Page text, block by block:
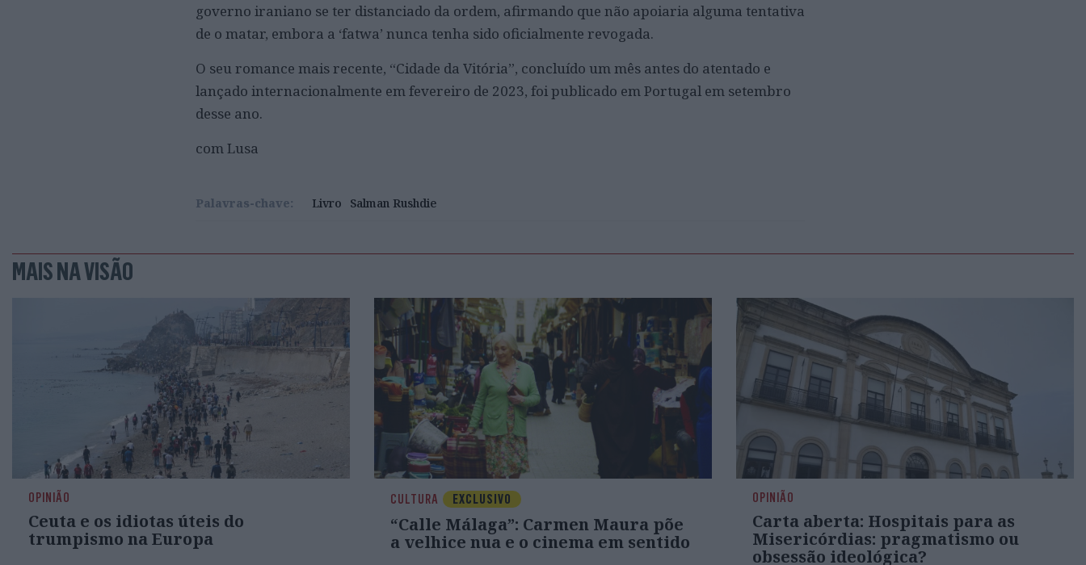
governo iraniano se ter distanciado da ordem, afirmando que não apoiaria alguma tentativa
de o matar, embora a ‘fatwa’ nunca tenha sido oficialmente revogada.
O seu romance mais recente, “Cidade da Vitória”, concluído um mês antes do atentado e
lançado internacionalmente em fevereiro de 2023, foi publicado em Portugal em setembro
desse ano.
com Lusa
Palavras-chave: Livro Salman Rushdie
MAIS NA VISÃO
OPINIÃO
Ceuta e os idiotas úteis do
trumpismo na Europa
CULTURA EXCLUSIVO
“Calle Málaga”: Carmen Maura põe
a velhice nua e o cinema em sentido
OPINIÃO
Carta aberta: Hospitais para as
Misericórdias: pragmatismo ou
obsessão ideológica?